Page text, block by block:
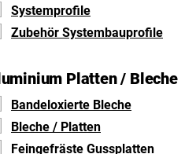
Systemprofile
Zubehör Systembauprofile
Platten / Bleche
Bandeloxierte Bleche
Bleche / Platten
Feingefräste Gussplatten